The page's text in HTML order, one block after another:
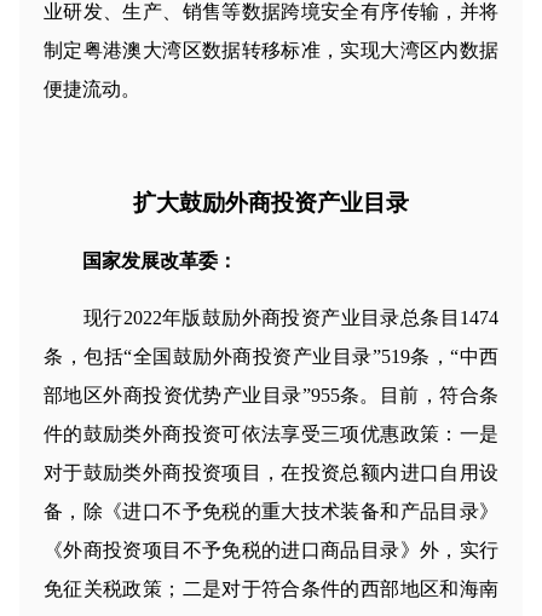
业研发、生产、销售等数据跨境安全有序传输，并将
制定粤港澳大湾区数据转移标准，实现大湾区内数据
便捷流动。
扩大鼓励外商投资产业目录
国家发展改革委：
现行2022年版鼓励外商投资产业目录总条目1474
条，包括“全国鼓励外商投资产业目录”519条，“中西
部地区外商投资优势产业目录”955条。目前，符合条
件的鼓励类外商投资可依法享受三项优惠政策：一是
对于鼓励类外商投资项目，在投资总额内进口自用设
备，除《进口不予免税的重大技术装备和产品目录》
《外商投资项目不予免税的进口商品目录》外，实行
免征关税政策；二是对于符合条件的西部地区和海南